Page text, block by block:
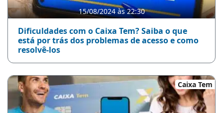
15/08/2024 às 22:30
Dificuldades com o Caixa Tem? Saiba o que
está por trás dos problemas de acesso e como
resolvê-los
Caixa Tem